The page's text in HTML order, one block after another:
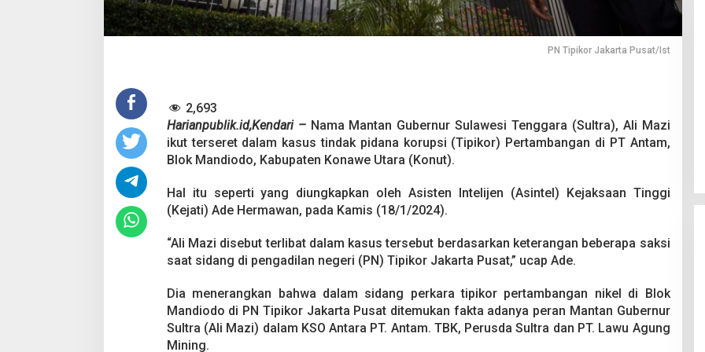
i
h
a
n
D
a
m
S
d
a
K
a
s
u
PN Tipikor Jakarta Pusat/Ist
2,693
Harianpublik.id,Kendari – Nama Mantan Gubernur Sulawesi Tenggara (Sultra), Ali Mazi
ikut terseret dalam kasus tindak pidana korupsi (Tipikor) Pertambangan di PT Antam,
Blok Mandiodo, Kabupaten Konawe Utara (Konut).
Hal itu seperti yang diungkapkan oleh Asisten Intelijen (Asintel) Kejaksaan Tinggi
(Kejati) Ade Hermawan, pada Kamis (18/1/2024).
“Ali Mazi disebut terlibat dalam kasus tersebut berdasarkan keterangan beberapa saksi
saat sidang di pengadilan negeri (PN) Tipikor Jakarta Pusat,” ucap Ade.
Dia menerangkan bahwa dalam sidang perkara tipikor pertambangan nikel di Blok
Mandiodo di PN Tipikor Jakarta Pusat ditemukan fakta adanya peran Mantan Gubernur
Sultra (Ali Mazi) dalam KSO Antara PT. Antam. TBK, Perusda Sultra dan PT. Lawu Agung
Mining.
Mencekam, Mahasiswa Ditikam
Badik Usai Cekcok saat Pesta
Di Kriminal | 29 Juni 2026